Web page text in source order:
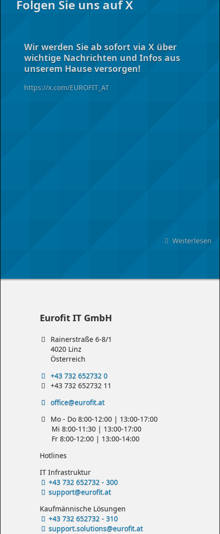
Portal
Folgen Sie uns auf X
Wir werden Sie ab sofort via X über
wichtige Nachrichten und Infos aus
unserem Hause versorgen!
https://x.com/EUROFIT_AT
Weiterlesen
Eurofit IT GmbH
Rainerstraße 6-8/1
4020 Linz
Österreich
+43 732 652732 0
+43 732 652732 11
office@eurofit.at
Mo - Do 8:00-12:00 | 13:00-17:00
Mi 8:00-11:30 | 13:00-17:00
Fr 8:00-12:00 | 13:00-14:00
Hotlines
IT Infrastruktur
+43 732 652732 - 300
support@eurofit.at
Kaufmännische Lösungen
+43 732 652732 - 310
support.solutions@eurofit.at